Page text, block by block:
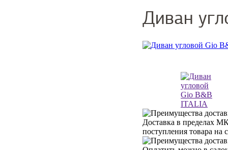
Диван
Доставка в пределах
поступления товара на